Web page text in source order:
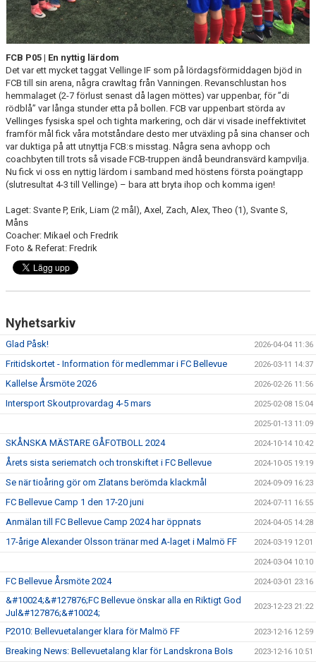
KLÄDBESTÄLLNING
SPONSORER
KLUBBMAGASIN
NATIONELLA SPELFORMER
PROVTRÄNING
SKADEBEHANDLING
VÄRDEGRUND
FOTBOLLSCAMP 2026
TRÄNARUTBILDNING
GÅBOLL
PROJEKT
FYSTRÄNING
POLICY SOCIALA MEDIER
FRITIDSKORTET 2026
FCB P05 | En nyttig lärdom
Det var ett mycket taggat Vellinge IF som på lördagsförmiddagen bjöd in
FCB till sin arena, några crawltag från Vanningen. Revanschlustan hos
hemmalaget (2-7 förlust senast då lagen möttes) var uppenbar, för ”di
rödblå” var långa stunder etta på bollen. FCB var uppenbart störda av
Vellinges fysiska spel och tighta markering, och där vi visade ineffektivitet
framför mål fick våra motståndare desto mer utväxling på sina chanser och
var duktiga på att utnyttja FCB:s misstag. Några sena avhopp och
coachbyten till trots så visade FCB-truppen ändå beundransvärd kampvilja.
Nu fick vi oss en nyttig lärdom i samband med höstens första poängtapp
(slutresultat 4-3 till Vellinge) – bara att bryta ihop och komma igen!
Laget: Svante P, Erik, Liam (2 mål), Axel, Zach, Alex, Theo (1), Svante S,
Måns
Coacher: Mikael och Fredrik
Foto & Referat: Fredrik
Nyhetsarkiv
Glad Påsk! 2026-04-04 11:36
Fritidskortet - Information för medlemmar i FC Bellevue 2026-03-11 14:37
Kallelse Årsmöte 2026 2026-02-26 11:56
Intersport Skoutprovardag 4-5 mars 2025-02-08 15:04
2025-01-13 11:09
SKÅNSKA MÄSTARE GÅFOTBOLL 2024 2024-10-14 10:42
Årets sista seriematch och tronskiftet i FC Bellevue 2024-10-05 19:19
Se när tioåring gör om Zlatans berömda klackmål 2024-09-09 16:23
FC Bellevue Camp 1 den 17-20 juni 2024-07-11 16:55
Anmälan till FC Bellevue Camp 2024 har öppnats 2024-04-05 14:28
17-årige Alexander Olsson tränar med A-laget i Malmö FF 2024-03-19 12:01
2024-03-04 10:10
FC Bellevue Årsmöte 2024 2024-03-01 23:16
&#10024;&#127876;FC Bellevue önskar alla en Riktigt God
Jul&#127876;&#10024;
2023-12-23 21:22
P2010: Bellevuetalanger klara för Malmö FF 2023-12-16 12:59
Breaking News: Bellevuetalang klar för Landskrona BoIs 2023-12-16 10:51